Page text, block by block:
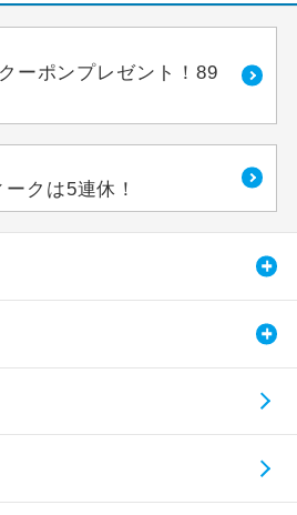
ーポンプレゼント！89
クは5連休！